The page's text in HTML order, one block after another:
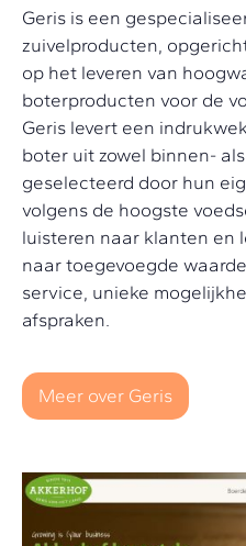
Geris is een
zuivelproducten,
op het leveren van
boterproducten voor de
Geris levert een
boter uit zowel binnen-
geselecteerd door hun
volgens de hoogste
luisteren naar klanten en
naar toegevoegde
service, unieke
afspraken.
Meer over Geris